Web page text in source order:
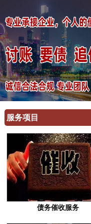
服务项目
债务催收服务